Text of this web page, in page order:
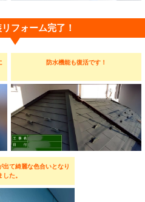
フォーム完了！
防水機能も復活です！
出て綺麗な色合いとなり
した。